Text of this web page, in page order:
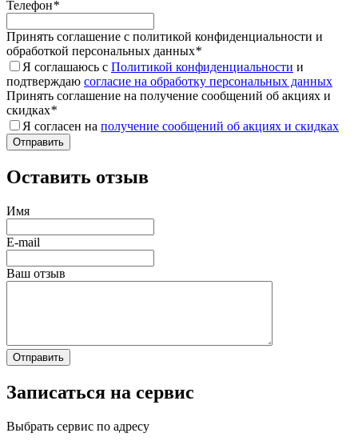
Телефон*
Принять соглашение с политикой конфиденциальности и
обработкой персональных данных*
Я соглашаюсь с Политикой конфиденциальности и
подтверждаю согласие на обработку персональных данных
Принять соглашение на получение сообщений об акциях и
скидках*
Я согласен на получение сообщений об акциях и скидках
Оставить отзыв
Имя
E-mail
Ваш отзыв
Записаться на сервис
Выбрать сервис по адресу